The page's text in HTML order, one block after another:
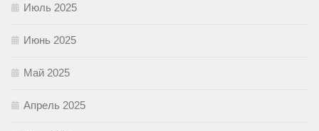
Июль 2025
Июнь 2025
Май 2025
Апрель 2025